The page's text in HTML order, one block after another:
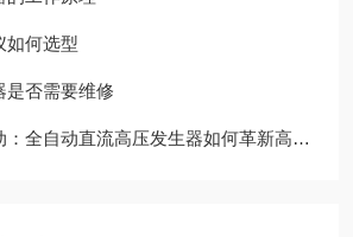
如何选型
是否需要维修
自动直流高压发生器如何革新高压试验？